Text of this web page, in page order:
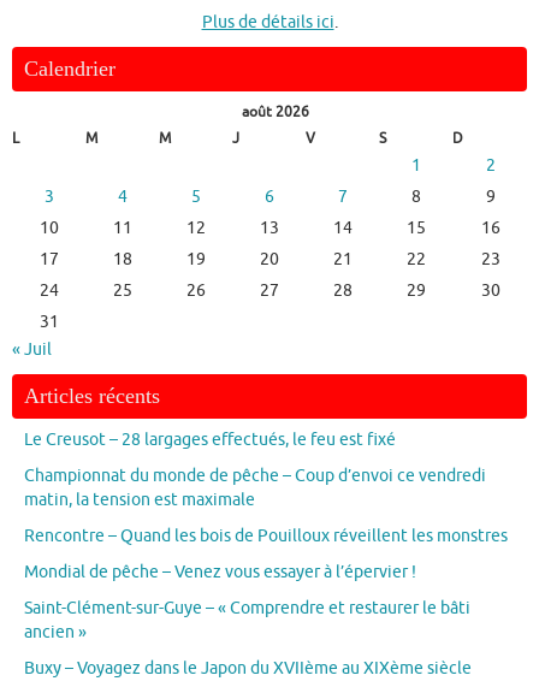
Plus de détails ici.
Calendrier
août 2026
L
M M J V S D
1
2
3
4 5 6 7 8
9
10
11 12 13 14 15
16
17
18 19 20 21 22
23
24
25 26 27 28 29
30
31
« Juil
Articles récents
Le Creusot – 28 largages effectués, le feu est fixé
Championnat du monde de pêche – Coup d’envoi ce vendredi
matin, la tension est maximale
Rencontre – Quand les bois de Pouilloux réveillent les monstres
Mondial de pêche – Venez vous essayer à l’épervier !
Saint-Clément-sur-Guye – « Comprendre et restaurer le bâti
ancien »
Buxy – Voyagez dans le Japon du XVIIème au XIXème siècle